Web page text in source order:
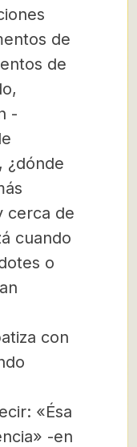
de
de
-
¿dónde
cerca de
cuando
o
con
«Ésa
-en